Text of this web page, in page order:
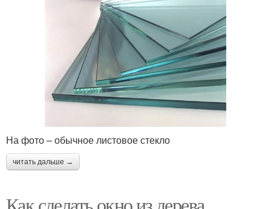
На фото – обычное листовое стекло
читать дальше →